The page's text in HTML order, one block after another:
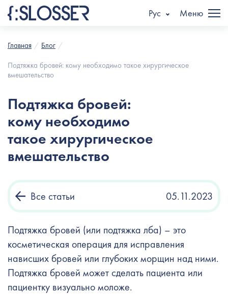
Рус Меню
Главная
Блог
Подтяжка бровей: кому необходимо такое хирургическое
вмешательство
Подтяжка бровей:
кому необходимо
такое хирургическое
вмешательство
Все статьи 05.11.2023
Подтяжка бровей (или подтяжка лба) – это
косметическая операция для исправления
нависших бровей или глубоких морщин над ними.
Подтяжка бровей может сделать пациента или
пациентку визуально моложе.